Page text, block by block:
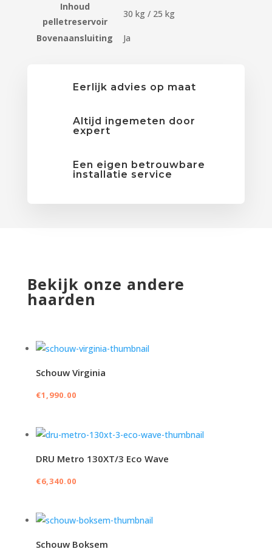
Inhoud
pelletreservoir
30 kg / 25 kg
Bovenaansluiting Ja
Eerlijk advies op maat
Altijd ingemeten door
expert
Een eigen betrouwbare
installatie service
Bekijk onze andere
haarden
Schouw Virginia
€1,990.00
DRU Metro 130XT/3 Eco Wave
€6,340.00
Schouw Boksem